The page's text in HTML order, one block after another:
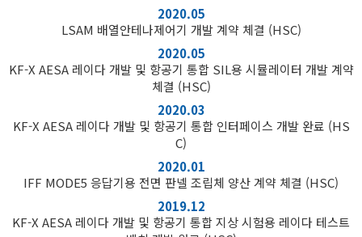
LSAM 배열안테나제어기 개발 계약 체결 (HSC)
2020.05
KF-X AESA 레이다 개발 및 항공기 통합 SIL용 시뮬레이터 개발 계약
체결 (HSC)
2020.05
KF-X AESA 레이다 개발 및 항공기 통합 인터페이스 개발 완료 (HS
C)
2020.03
IFF MODE5 응답기용 전면 판넬 조립체 양산 계약 체결 (HSC)
2020.01
KF-X AESA 레이다 개발 및 항공기 통합 지상 시험용 레이다 테스트
2019.12